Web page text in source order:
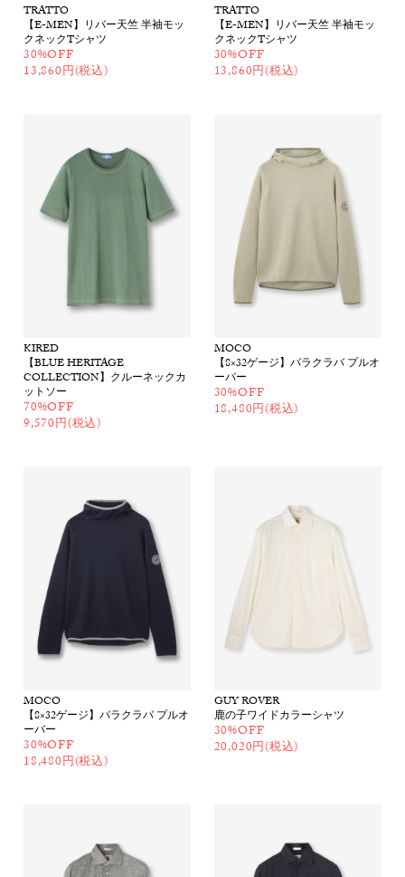
TRATTO
【E-MEN】リバー天竺 半袖モッ
クネックTシャツ
30%OFF
13,860円(税込)
TRATTO
【E-MEN】リバー天竺 半袖モッ
クネックTシャツ
30%OFF
13,860円(税込)
KIRED
【BLUE HERITAGE
COLLECTION】クルーネックカ
ットソー
70%OFF
9,570円(税込)
MOCO
【8×32ゲージ】バラクラバ プルオ
ーバー
30%OFF
18,480円(税込)
MOCO
【8×32ゲージ】バラクラバ プルオ
ーバー
30%OFF
18,480円(税込)
GUY ROVER
鹿の子ワイドカラーシャツ
30%OFF
20,020円(税込)